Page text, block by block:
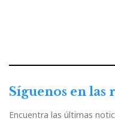
Síguenos en las
Encuentra las últimas